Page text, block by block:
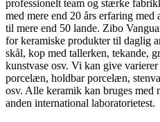
professionelt team og stærke
med mere end 20 års erfaring
til mere end 50 lande. Zibo
for keramiske produkter til daglig
skål, kop med tallerken, tekande,
kunstvase osv. Vi kan give
porcelæn, holdbar porcelæn,
osv. Alle keramik kan bruges med
anden international laboratorietest.